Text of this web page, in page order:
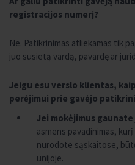
registracijos numerį?
Ne. Patikrinimas atliekamas tik
juo susietą vardą, pavardę ar
Jeigu esu verslo klientas,
perėjimui prie gavėjo
Jei mokėjimus gaunate
asmens pavadinimas,
nurodote sąskaitose,
unijoje.